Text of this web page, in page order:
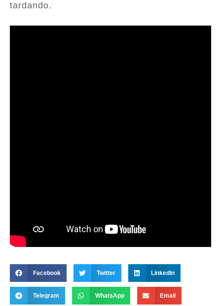
tardando.
Facebook Twitter LinkedIn
Telegram WhatsApp Email